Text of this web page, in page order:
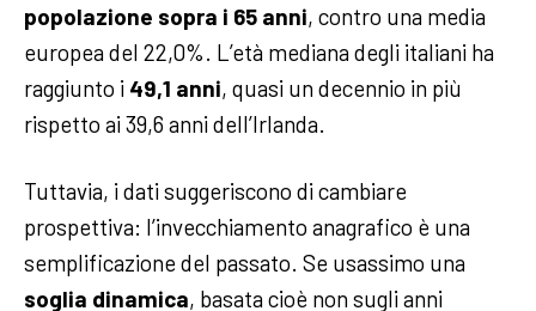
popolazione sopra i 65 anni, contro una media
europea del 22,0%. L’età mediana degli italiani ha
raggiunto i 49,1 anni, quasi un decennio in più
rispetto ai 39,6 anni dell’Irlanda.
Tuttavia, i dati suggeriscono di cambiare
prospettiva: l’invecchiamento anagrafico è una
semplificazione del passato. Se usassimo una
soglia dinamica, basata cioè non sugli anni